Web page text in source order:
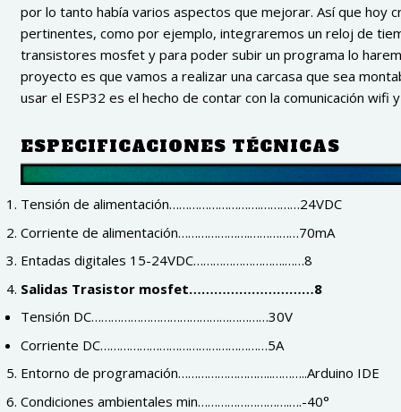
por lo tanto había varios aspectos que mejorar. Así que hoy
pertinentes, como por ejemplo, integraremos un reloj de
transistores mosfet y para poder subir un programa lo
proyecto es que vamos a realizar una carcasa que sea
usar el ESP32 es el hecho de contar con la comunicación wifi
ESPECIFICACIONES TÉCNICAS
Tensión de alimentación……………………….…………24VDC
Corriente de alimentación………………….……………70mA
Entadas digitales 15-24VDC……………………….……8
Salidas Trasistor mosfet…………………………8
Tensión DC………………………………………………30V
Corriente DC……………………………………………5A
Entorno de programación………………………..………..Arduino IDE
Condiciones ambientales min……………………….….-40°